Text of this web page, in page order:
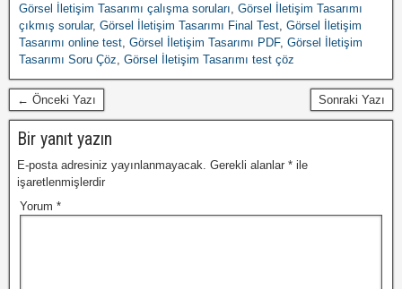
Görsel İletişim Tasarımı çalışma soruları, Görsel İletişim Tasarımı
çıkmış sorular, Görsel İletişim Tasarımı Final Test, Görsel İletişim
Tasarımı online test, Görsel İletişim Tasarımı PDF, Görsel İletişim
Tasarımı Soru Çöz, Görsel İletişim Tasarımı test çöz
← Önceki Yazı Sonraki Yazı
Bir yanıt yazın
E-posta adresiniz yayınlanmayacak. Gerekli alanlar * ile
işaretlenmişlerdir
Yorum *